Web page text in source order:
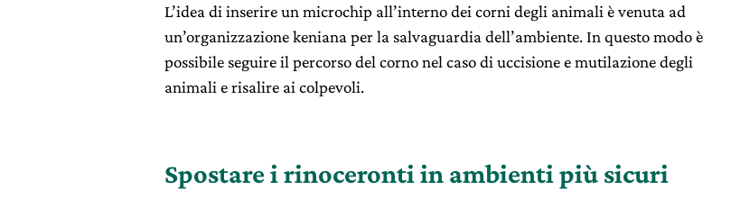
L’idea di inserire un microchip all’interno dei corni degli animali è venuta ad
un’organizzazione keniana per la salvaguardia dell’ambiente. In questo modo è
possibile seguire il percorso del corno nel caso di uccisione e mutilazione degli
animali e risalire ai colpevoli.
Spostare i rinoceronti in ambienti più sicuri